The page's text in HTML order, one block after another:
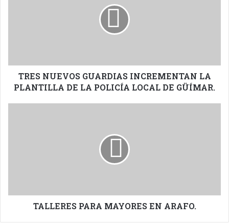
POLICÍA
LOCAL
DE
TRES NUEVOS GUARDIAS INCREMENTAN LA
PLANTILLA DE LA POLICÍA LOCAL DE GÜÍMAR.
TALLERES PARA MAYORES EN ARAFO.